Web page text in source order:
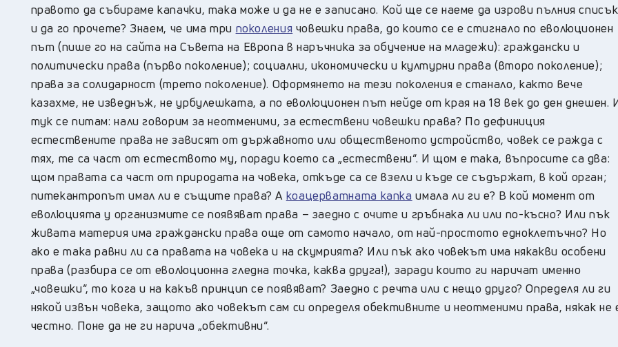
правото да събираме капачки, така може и да не е записано. Кой ще се наеме да изрови пълния списък
и да го прочете? Знаем, че има три поколения човешки права, до които се е стигнало по еволюционен
път (пише го на сайта на Съвета на Европа в наръчника за обучение на младежи): граждански и
политически права (първо поколение); социални, икономически и културни права (второ поколение);
права за солидарност (трето поколение). Оформянето на тези поколения е станало, както вече
казахме, не изведнъж, не урбулешката, а по еволюционен път нейде от края на 18 век до ден днешен.
тук се питам: нали говорим за неотменими, за естествени човешки права? По дефиниция
естествените права не зависят от държавното или общественото устройство, човек се ражда с
тях, те са част от естеството му, поради което са „естествени“. И щом е така, въпросите са два:
щом правата са част от природата на човека, откъде са се взели и къде се съдържат, в кой орган;
питекантропът имал ли е същите права? А коацерватната капка имала ли ги е? В кой момент от
еволюцията у организмите се появяват права – заедно с очите и гръбнака ли или по-късно? Или пък
живата материя има граждански права още от самото начало, от най-простото едноклетъчно? Но
ако е така равни ли са правата на човека и на скумрията? Или пък ако човекът има някакви особени
права (разбира се от еволюционна гледна точка, каква друга!), заради които ги наричат именно
„човешки“, то кога и на какъв принцип се появяват? Заедно с речта или с нещо друго? Определя ли ги
някой извън човека, защото ако човекът сам си определя обективните и неотменими права, някак не
честно. Поне да не ги нарича „обективни“.